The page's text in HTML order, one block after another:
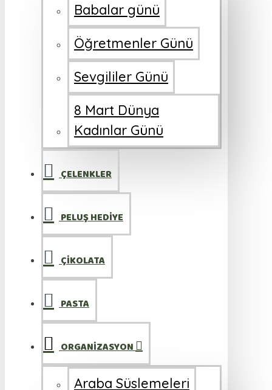
Babalar günü
Öğretmenler Günü
Sevgililer Günü
8 Mart Dünya
Kadınlar Günü
ÇELENKLER
PELUŞ HEDİYE
ÇİKOLATA
PASTA
ORGANİZASYON
Araba Süslemeleri